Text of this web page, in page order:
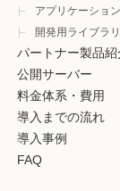
アプリケーショ
開発用ライブラリ
パートナー製品紹
公開サーバー
料金体系・費用
導入までの流れ
導入事例
FAQ